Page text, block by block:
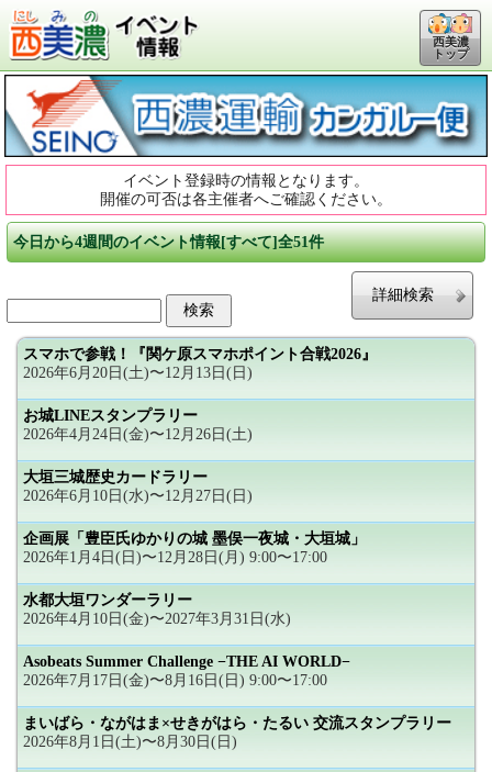
西美濃
トップ
イベント登録時の情報となります。
開催の可否は各主催者へご確認ください。
今日から4週間のイベント情報[すべて]全51件
詳細検索
スマホで参戦！『関ケ原スマホポイント合戦2026』
2026年6月20日(土)〜12月13日(日)
お城LINEスタンプラリー
2026年4月24日(金)〜12月26日(土)
大垣三城歴史カードラリー
2026年6月10日(水)〜12月27日(日)
企画展「豊臣氏ゆかりの城 墨俣一夜城・大垣城」
2026年1月4日(日)〜12月28日(月) 9:00〜17:00
水都大垣ワンダーラリー
2026年4月10日(金)〜2027年3月31日(水)
Asobeats Summer Challenge −THE AI WORLD−
2026年7月17日(金)〜8月16日(日) 9:00〜17:00
まいばら・ながはま×せきがはら・たるい 交流スタンプラリー
2026年8月1日(土)〜8月30日(日)